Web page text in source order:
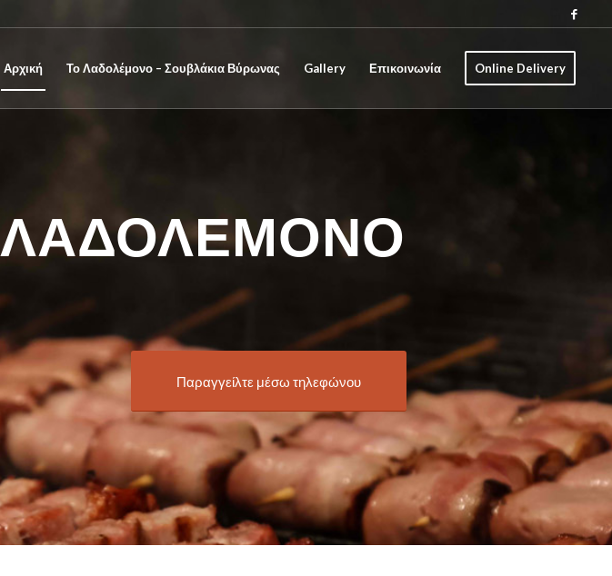
Αρχική Το Λαδολέμονο – Σουβλάκια Βύρωνας Gallery Επικοινωνία Online Delivery
ΛΑΔΟΛΈΜΟΝΟ
Παραγγείλτε μέσω τηλεφώνου